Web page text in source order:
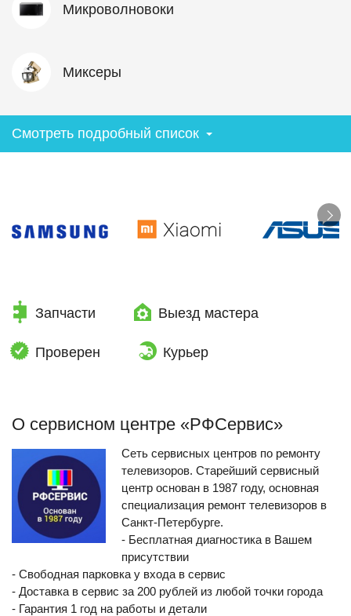
Микроволновоки
Миксеры
Смотреть подробный список
Запчасти Выезд мастера
Проверен Курьер
О сервисном центре «РФСервис»
Сеть сервисных центров по ремонту
телевизоров. Старейший сервисный
центр основан в 1987 году, основная
специализация ремонт телевизоров в
Санкт-Петербурге.
- Бесплатная диагностика в Вашем
присутствии
- Свободная парковка у входа в сервис
- Доставка в сервис за 200 рублей из любой точки города
- Гарантия 1 год на работы и детали